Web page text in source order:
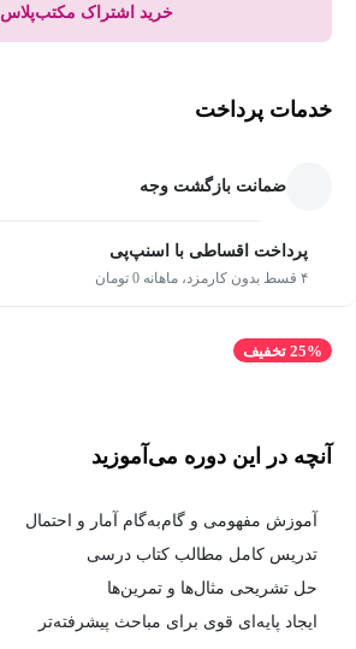
خرید اشتراک مکتب‌پلاس
خدمات پرداخت
ضمانت بازگشت وجه
پرداخت اقساطی با اسنپ‌پی
۴ قسط بدون کارمزد، ماهانه 0 تومان
25% تخفیف
آنچه در این دوره می‌آموزید
آموزش مفهومی و گام‌به‌گام آمار و احتمال
تدریس کامل مطالب کتاب درسی
حل تشریحی مثال‌ها و تمرین‌ها
ایجاد پایه‌ای قوی برای مباحث پیشرفته‌تر